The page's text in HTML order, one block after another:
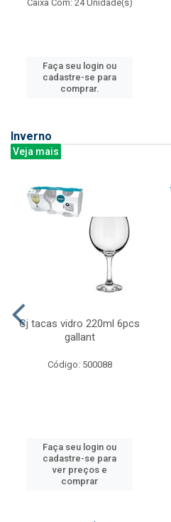
Caixa Com: 24 Unidade(s)
Faça seu login ou
cadastre-se para
comprar.
Inverno
Veja mais
Cj tacas vidro 220ml 6pcs
gallant
Código: 500088
Faça seu login ou
cadastre-se para
ver preços e
comprar